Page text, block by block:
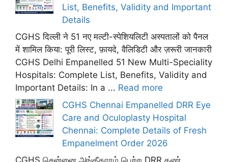
List, Benefits, Validity and Important
Details
CGHS दिल्ली ने 51 नए मल्टी-स्पेशियलिटी अस्पतालों को पैनल
में शामिल किया: पूरी लिस्ट, फ़ायदे, वैलिडिटी और ज़रूरी जानकारी
CGHS Delhi Empanelled 51 New Multi-Speciality
Hospitals: Complete List, Benefits, Validity and
Important Details: In a ... Read more
CGHS Chennai Empanelled DRR Eye
Care and Oculoplasty Hospital
Chennai: Complete Details of Fresh
Empanelment Order 2026